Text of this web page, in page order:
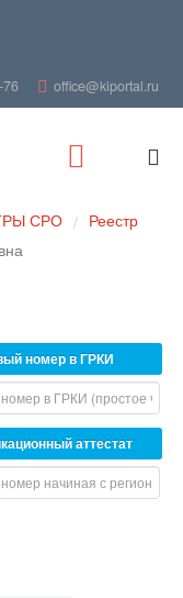
76 office@kiportal.ru
СРО / Реестр
номер в ГРКИ
аттестат